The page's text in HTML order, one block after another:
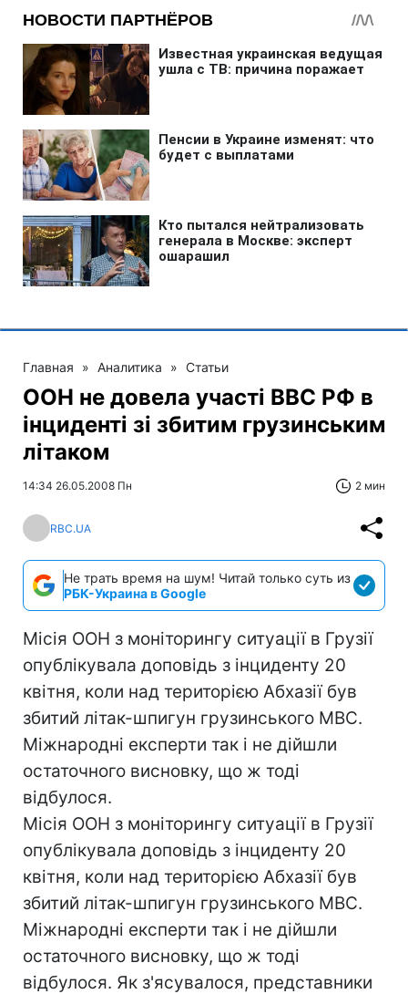
Главная » Аналитика » Статьи
ООН не довела участі ВВС РФ в
інциденті зі збитим грузинським
літаком
14:34 26.05.2008 Пн 2 мин
RBC.UA
Не трать время на шум! Читай только суть из
РБК-Украина в Google
Місія ООН з моніторингу ситуації в Грузії
опублікувала доповідь з інциденту 20
квітня, коли над територією Абхазії був
збитий літак-шпигун грузинського МВС.
Міжнародні експерти так і не дійшли
остаточного висновку, що ж тоді
відбулося.
Місія ООН з моніторингу ситуації в Грузії
опублікувала доповідь з інциденту 20
квітня, коли над територією Абхазії був
збитий літак-шпигун грузинського МВС.
Міжнародні експерти так і не дійшли
остаточного висновку, що ж тоді
відбулося. Як з'ясувалося, представники